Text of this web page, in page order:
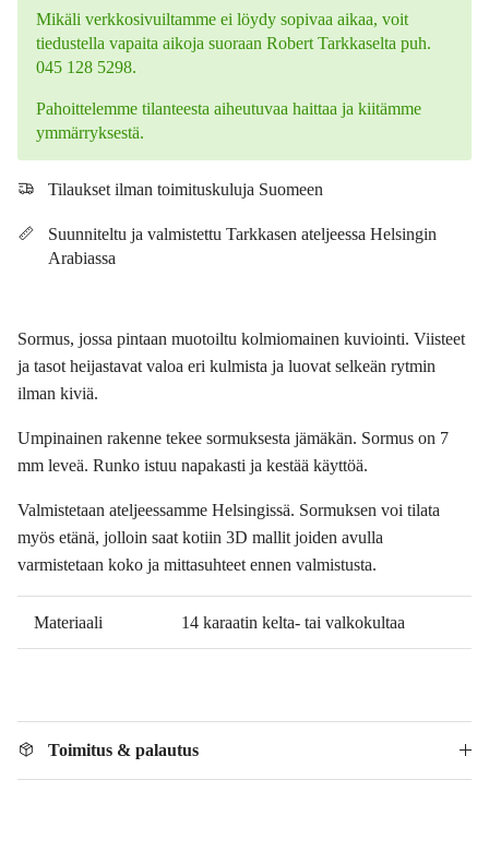
Mikäli verkkosivuiltamme ei löydy sopivaa aikaa, voit
tiedustella vapaita aikoja suoraan Robert Tarkkaselta puh.
045 128 5298.
Pahoittelemme tilanteesta aiheutuvaa haittaa ja kiitämme
ymmärryksestä.
Tilaukset ilman toimituskuluja Suomeen
Suunniteltu ja valmistettu Tarkkasen ateljeessa Helsingin
Arabiassa
Sormus, jossa pintaan muotoiltu kolmiomainen kuviointi. Viisteet
ja tasot heijastavat valoa eri kulmista ja luovat selkeän rytmin
ilman kiviä.
Umpinainen rakenne tekee sormuksesta jämäkän. Sormus on 7
mm leveä. Runko istuu napakasti ja kestää käyttöä.
Valmistetaan ateljeessamme Helsingissä. Sormuksen voi tilata
myös etänä, jolloin saat kotiin 3D mallit joiden avulla
varmistetaan koko ja mittasuhteet ennen valmistusta.
Materiaali 14 karaatin kelta- tai valkokultaa
Toimitus & palautus